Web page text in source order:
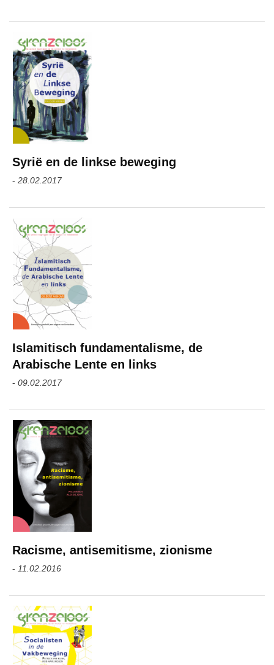
Syrië en de linkse beweging
- 28.02.2017
Islamitisch fundamentalisme, de
Arabische Lente en links
- 09.02.2017
Racisme, antisemitisme, zionisme
- 11.02.2016